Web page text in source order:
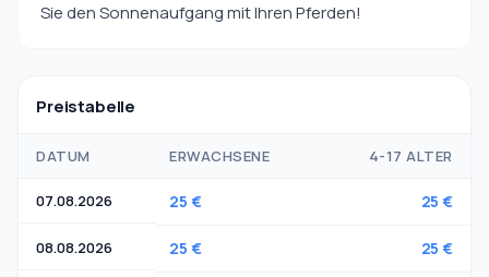
Sie den Sonnenaufgang mit Ihren Pferden!
Preistabelle
DATUM ERWACHSENE 4-17 ALTER
07.08.2026 25 € 25 €
08.08.2026 25 € 25 €